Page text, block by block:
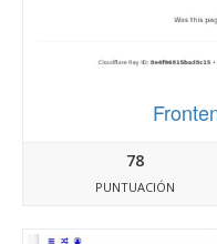
78
PUNTUACIÓN